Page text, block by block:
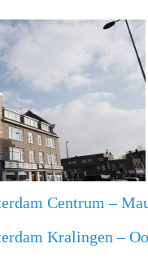
Centrum –
Kralingen –